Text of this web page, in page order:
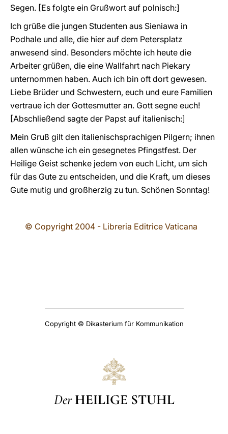
Segen. [Es folgte ein Grußwort auf polnisch:]
Ich grüße die jungen Studenten aus Sieniawa in
Podhale und alle, die hier auf dem Petersplatz
anwesend sind. Besonders möchte ich heute die
Arbeiter grüßen, die eine Wallfahrt nach Piekary
unternommen haben. Auch ich bin oft dort gewesen.
Liebe Brüder und Schwestern, euch und eure Familien
vertraue ich der Gottesmutter an. Gott segne euch!
[Abschließend sagte der Papst auf italienisch:]
Mein Gruß gilt den italienischsprachigen Pilgern; ihnen
allen wünsche ich ein gesegnetes Pfingstfest. Der
Heilige Geist schenke jedem von euch Licht, um sich
für das Gute zu entscheiden, und die Kraft, um dieses
Gute mutig und großherzig zu tun. Schönen Sonntag!
© Copyright 2004 - Libreria Editrice Vaticana
Copyright © Dikasterium für Kommunikation
Der HEILIGE STUHL